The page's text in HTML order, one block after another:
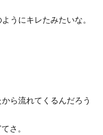
うにキレたみたいな。
ら流れてくるんだろう
さ。